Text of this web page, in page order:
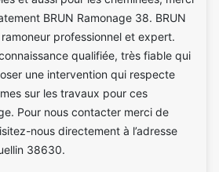
BRUN Ramonage 38. BRUN
professionnel et expert.
qualifiée, très fiable qui
une intervention qui respecte
sur les travaux pour ces
Pour nous contacter merci de
nous directement à l’adresse
38630.